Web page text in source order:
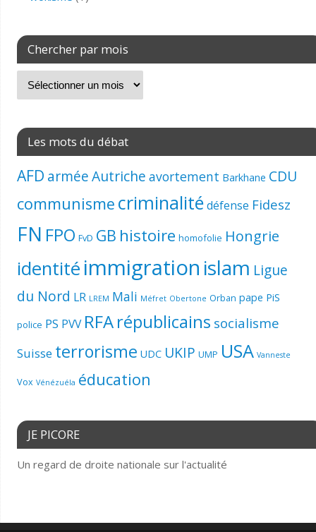
Chercher par mois
Les mots du débat
AFD arméeAutriche avortement Barkhane CDU
communisme criminalité défense Fidesz
FN FPO FvD GB histoire homofolie Hongrie
identité immigration islam Ligue
du Nord LR LREM Mali Méfret Obertone Orban pape PiS
police PS PVV RFA républicains socialisme
Suisse terrorisme UDC UKIP UMP USA Vanneste
Vox Vénézuéla éducation
JE PICORE
Un regard de droite nationale sur l'actualité